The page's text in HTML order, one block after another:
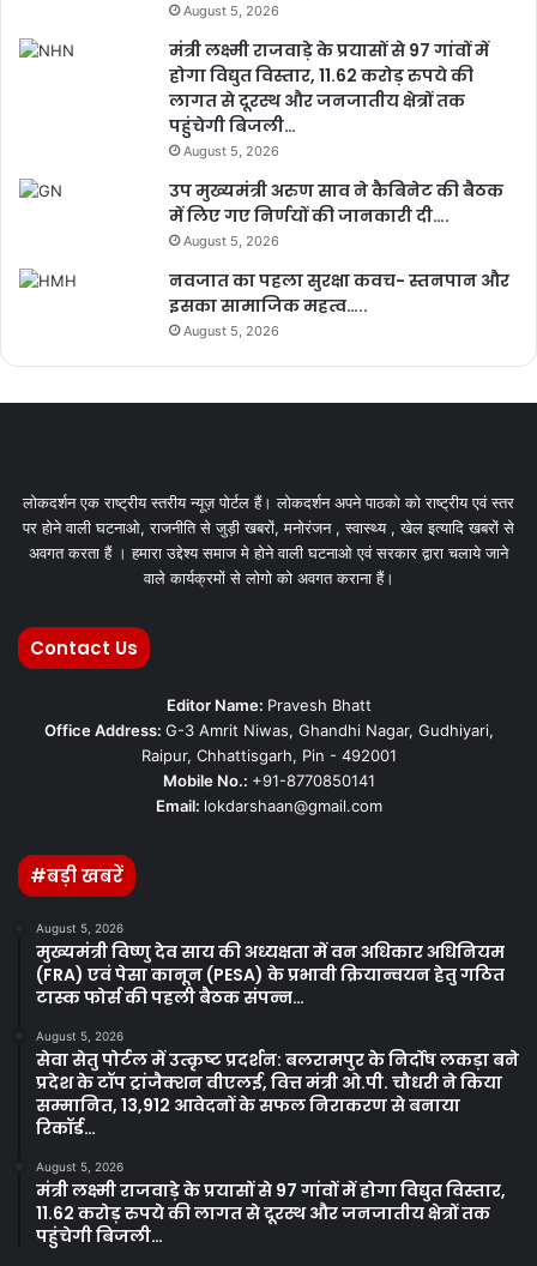
August 5, 2026
मंत्री लक्ष्मी राजवाड़े के प्रयासों से 97 गांवों में
होगा विद्युत विस्तार, 11.62 करोड़ रुपये की
लागत से दूरस्थ और जनजातीय क्षेत्रों तक
पहुंचेगी बिजली…
August 5, 2026
उप मुख्यमंत्री अरुण साव ने कैबिनेट की बैठक
में लिए गए निर्णयों की जानकारी दी….
August 5, 2026
नवजात का पहला सुरक्षा कवच- स्तनपान और
इसका सामाजिक महत्व…..
August 5, 2026
लोकदर्शन एक राष्ट्रीय स्तरीय न्यूज़ पोर्टल हैं। लोकदर्शन अपने पाठको को राष्ट्रीय एवं स्तर
पर होने वाली घटनाओ, राजनीति से जुड़ी खबरों, मनोरंजन , स्वास्थ्य , खेल इत्यादि खबरों से
अवगत करता हैं । हमारा उद्देश्य समाज मे होने वाली घटनाओ एवं सरकार द्वारा चलाये जाने
वाले कार्यक्रमों से लोगो को अवगत कराना हैं।
Contact Us
Editor Name: Pravesh Bhatt
Office Address: G-3 Amrit Niwas, Ghandhi Nagar, Gudhiyari,
Raipur, Chhattisgarh, Pin - 492001
Mobile No.: +91-8770850141
Email: lokdarshaan@gmail.com
#बड़ी खबरें
August 5, 2026
मुख्यमंत्री विष्णु देव साय की अध्यक्षता में वन अधिकार अधिनियम
(FRA) एवं पेसा कानून (PESA) के प्रभावी क्रियान्वयन हेतु गठित
टास्क फोर्स की पहली बैठक संपन्न…
August 5, 2026
सेवा सेतु पोर्टल में उत्कृष्ट प्रदर्शन: बलरामपुर के निर्दोष लकड़ा बने
प्रदेश के टॉप ट्रांजैक्शन वीएलई, वित्त मंत्री ओ.पी. चौधरी ने किया
सम्मानित, 13,912 आवेदनों के सफल निराकरण से बनाया
रिकॉर्ड…
August 5, 2026
मंत्री लक्ष्मी राजवाड़े के प्रयासों से 97 गांवों में होगा विद्युत विस्तार,
11.62 करोड़ रुपये की लागत से दूरस्थ और जनजातीय क्षेत्रों तक
पहुंचेगी बिजली…